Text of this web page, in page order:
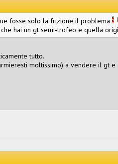
fosse solo la frizione il problema
hai un gt semi-trofeo e quella
tutto.
moltissimo) a vendere il gt